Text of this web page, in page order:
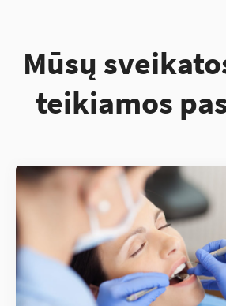
Mūsų
teikiamos